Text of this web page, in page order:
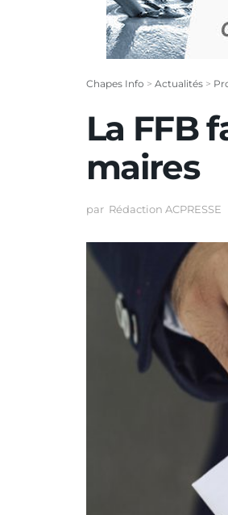
Chapes Info > Actualités >
La FFB
maires
par Rédaction ACPRESSE